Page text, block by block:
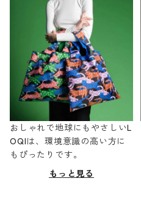
おしゃれで地球にもやさしいL
OQIは、環境意識の高い方に
もぴったりです。
もっと見る